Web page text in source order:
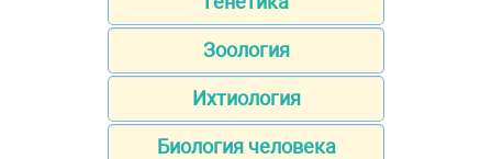
Зоология
Ихтиология
Биология человека